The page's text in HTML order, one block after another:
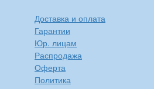
Доставка и оплата
Гарантии
Юр. лицам
Распродажа
Оферта
Политика